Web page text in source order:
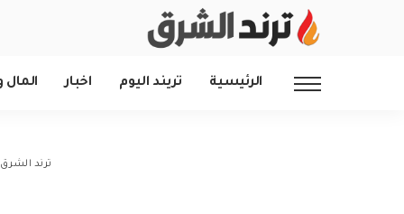
الرئيسية تريند اليوم اخبار المال
ترند الشرق